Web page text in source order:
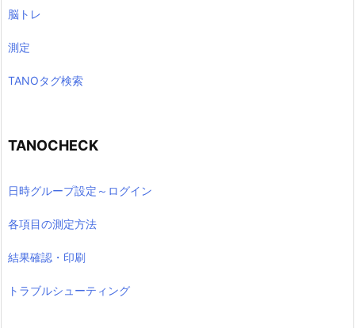
脳トレ
測定
TANOタグ検索
TANOCHECK
日時グループ設定～ログイン
各項目の測定方法
結果確認・印刷
トラブルシューティング